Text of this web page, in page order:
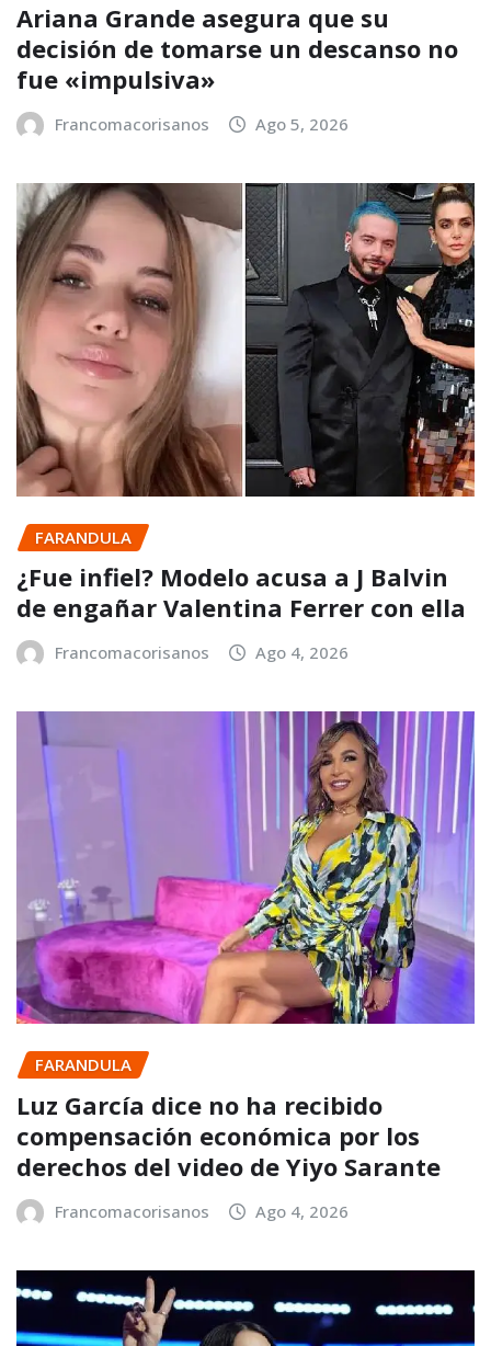
Ariana Grande asegura que su
decisión de tomarse un descanso no
fue «impulsiva»
Francomacorisanos Ago 5, 2026
FARANDULA
¿Fue infiel? Modelo acusa a J Balvin
de engañar Valentina Ferrer con ella
Francomacorisanos Ago 4, 2026
FARANDULA
Luz García dice no ha recibido
compensación económica por los
derechos del video de Yiyo Sarante
Francomacorisanos Ago 4, 2026